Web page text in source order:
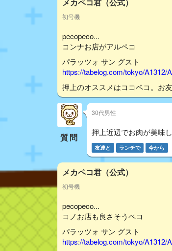
メカペコ君（公式）
初号機
pecopeco...
コンナお店がアルペコ
パラッツォ サン グスト
https://tabelog.com/tokyo/A1312/
押上のオススメはココペコ。お
質問
30代男性
押上近辺でお肉が美味
友達と ランチで 今から
メカペコ君（公式）
初号機
pecopeco...
コノお店も良さそうペコ
パラッツォ サン グスト
https://tabelog.com/tokyo/A1312/